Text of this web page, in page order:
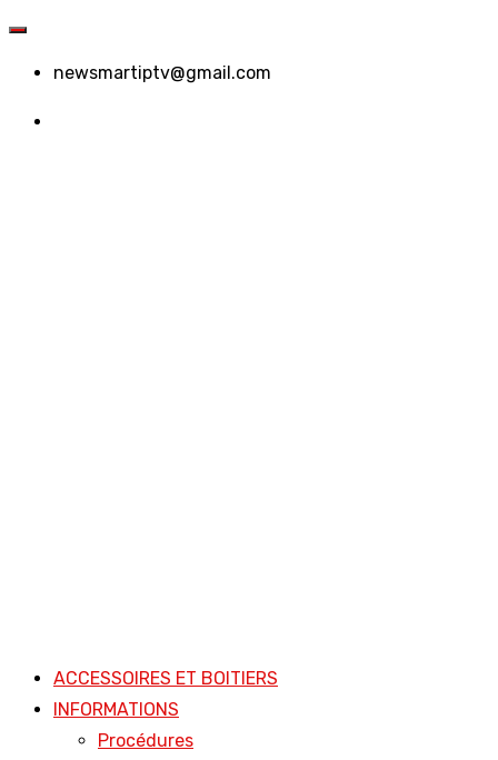
newsmartiptv@gmail.com
ACCESSOIRES ET BOITIERS
INFORMATIONS
Procédures